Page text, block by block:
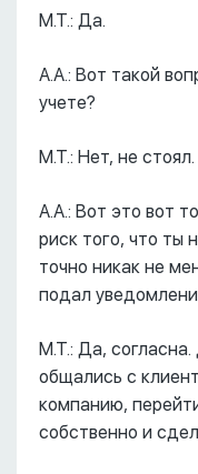
М.Т.: Да.
А.А.: Вот такой
учете?
М.Т.: Нет, не стоял.
А.А.: Вот это вот
риск того, что ты
точно никак не
подал
М.Т.: Да,
общались с
компанию,
собственно и